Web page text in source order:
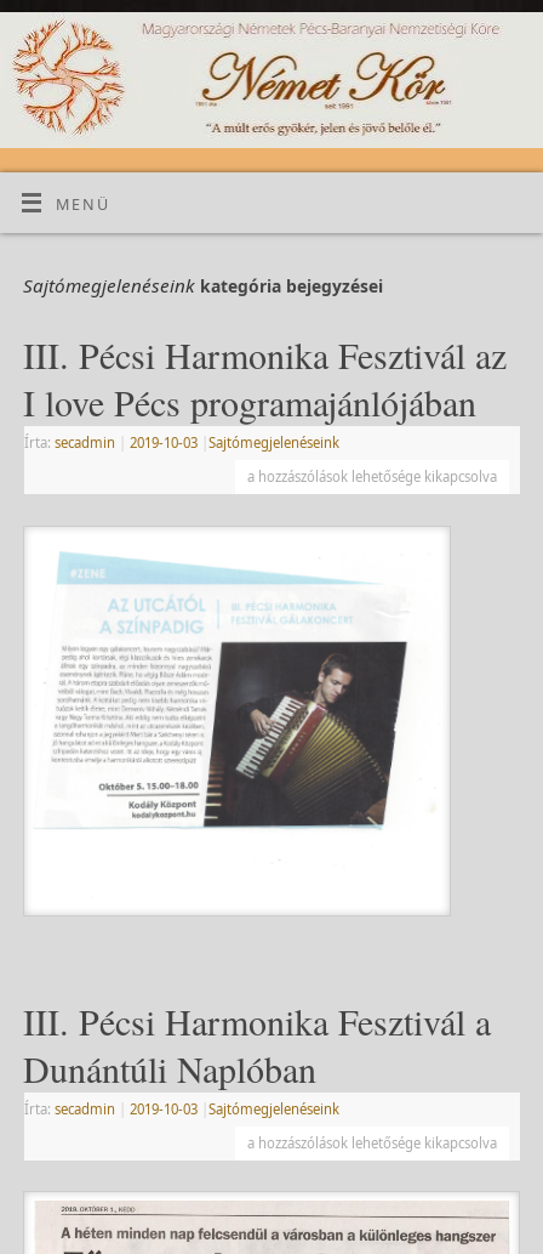
MENÜ
Sajtómegjelenéseinkkategória bejegyzései
III. Pécsi Harmonika Fesztivál az
I love Pécs programajánlójában
Írta: secadmin 2019-10-03
Sajtómegjelenéseink
a hozzászólások lehetősége kikapcsolva
III. Pécsi Harmonika Fesztivál a
Dunántúli Naplóban
Írta: secadmin 2019-10-03
Sajtómegjelenéseink
a hozzászólások lehetősége kikapcsolva